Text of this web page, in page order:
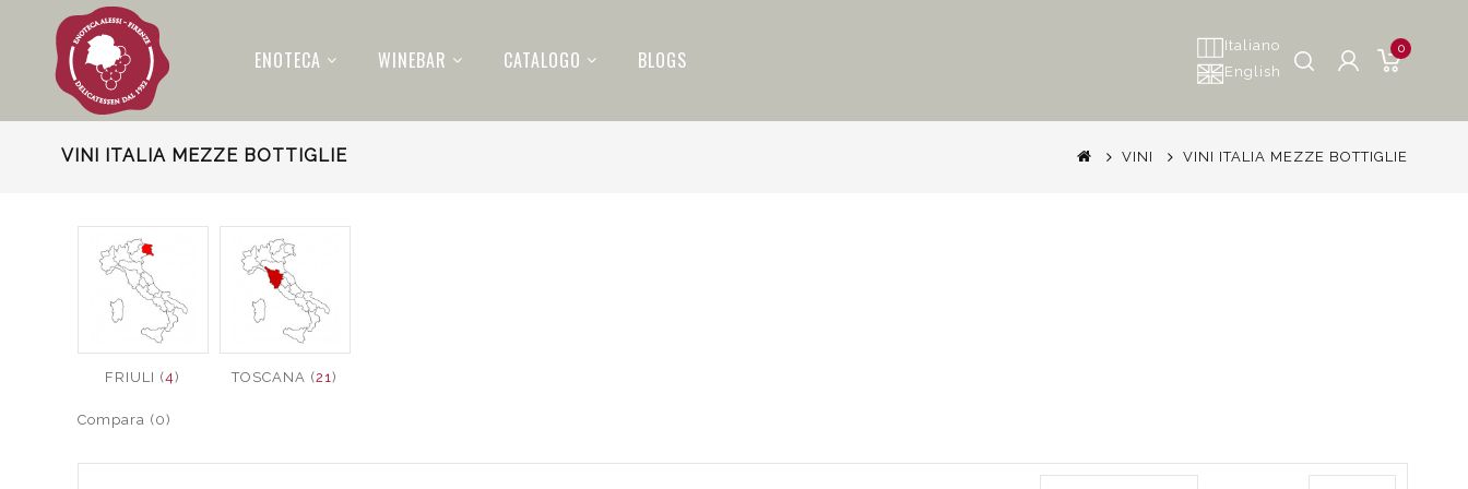
ENOTECA WINEBAR CATALOGO BLOGS
Italiano
English
0
VINI ITALIA MEZZE BOTTIGLIE VINI VINI ITALIA MEZZE BOTTIGLIE
FRIULI (4) TOSCANA (21 )
Compara (0)